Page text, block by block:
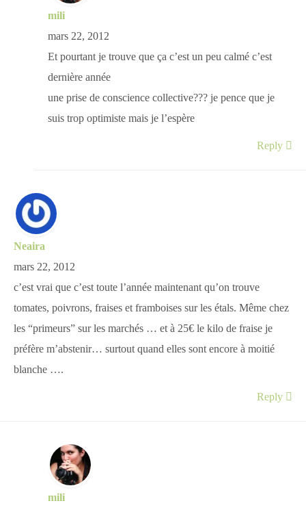
mili
mars 22, 2012
Et pourtant je trouve que ça c’est un peu calmé c’est
dernière année
une prise de conscience collective??? je pence que je
suis trop optimiste mais je l’espère
Reply
Neaira
mars 22, 2012
c’est vrai que c’est toute l’année maintenant qu’on trouve
tomates, poivrons, fraises et framboises sur les étals. Même chez
les “primeurs” sur les marchés … et à 25€ le kilo de fraise je
préfère m’abstenir… surtout quand elles sont encore à moitié
blanche ….
Reply
mili